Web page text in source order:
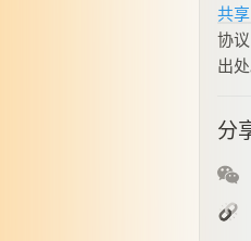
共
协
出
分